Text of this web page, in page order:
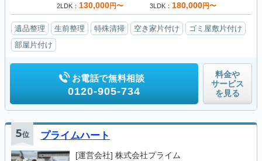
2LDK 130,000円〜 3LDK 180,000円〜
遺品整理 生前整理 特殊清掃 空き家片付け
ゴミ屋敷片付け
部屋片付け
お電話で無料相談
0120-905-734
料金や
サービス
を見る
5位 プライムハート
[運営会社] 株式会社プライム